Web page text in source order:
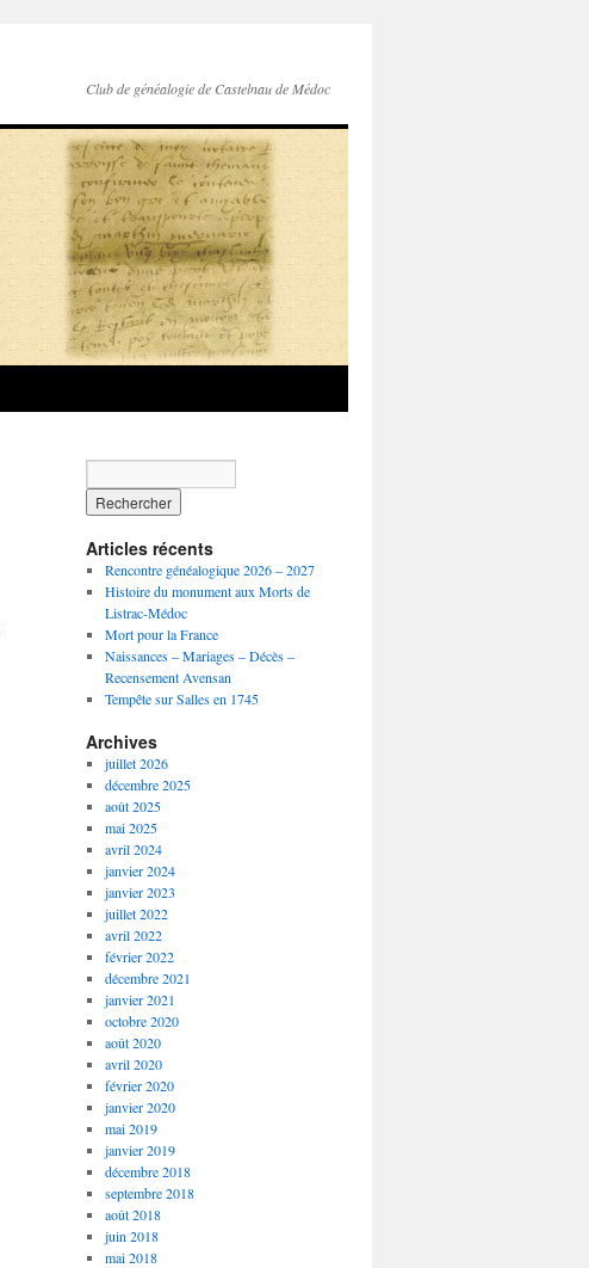
Club de généalogie de Castelnau de Médoc
Articles récents
Rencontre généalogique 2026 – 2027
Histoire du monument aux Morts de
Listrac-Médoc
Mort pour la France
Naissances – Mariages – Décès –
Recensement Avensan
Tempête sur Salles en 1745
Archives
juillet 2026
décembre 2025
août 2025
mai 2025
avril 2024
janvier 2024
janvier 2023
juillet 2022
avril 2022
février 2022
décembre 2021
janvier 2021
octobre 2020
août 2020
avril 2020
février 2020
janvier 2020
mai 2019
janvier 2019
décembre 2018
septembre 2018
août 2018
juin 2018
mai 2018